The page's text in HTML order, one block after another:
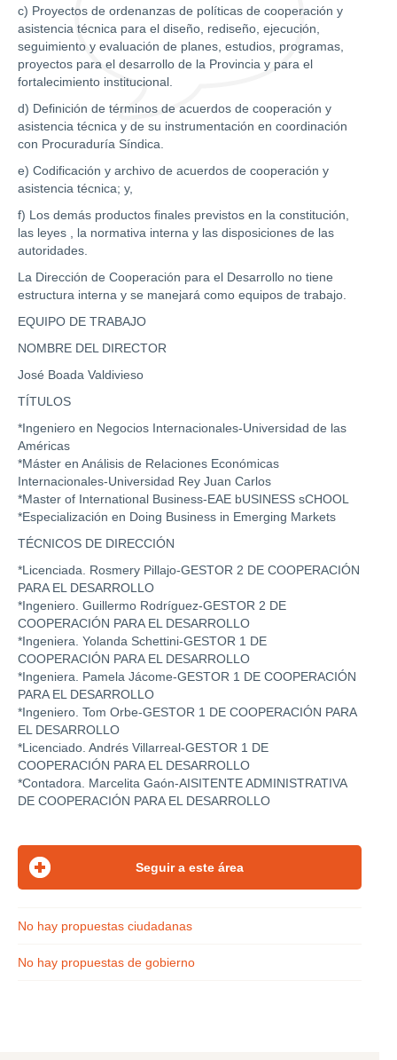
c) Proyectos de ordenanzas de políticas de cooperación y
asistencia técnica para el diseño, rediseño, ejecución,
seguimiento y evaluación de planes, estudios, programas,
proyectos para el desarrollo de la Provincia y para el
fortalecimiento institucional.
d) Definición de términos de acuerdos de cooperación y
asistencia técnica y de su instrumentación en coordinación
con Procuraduría Síndica.
e) Codificación y archivo de acuerdos de cooperación y
asistencia técnica; y,
f) Los demás productos finales previstos en la constitución,
las leyes , la normativa interna y las disposiciones de las
autoridades.
La Dirección de Cooperación para el Desarrollo no tiene
estructura interna y se manejará como equipos de trabajo.
EQUIPO DE TRABAJO
NOMBRE DEL DIRECTOR
José Boada Valdivieso
TÍTULOS
*Ingeniero en Negocios Internacionales-Universidad de las
Américas
*Máster en Análisis de Relaciones Económicas
Internacionales-Universidad Rey Juan Carlos
*Master of International Business-EAE bUSINESS sCHOOL
*Especialización en Doing Business in Emerging Markets
TÉCNICOS DE DIRECCIÓN
*Licenciada. Rosmery Pillajo-GESTOR 2 DE COOPERACIÓN
PARA EL DESARROLLO
*Ingeniero. Guillermo Rodríguez-GESTOR 2 DE
COOPERACIÓN PARA EL DESARROLLO
*Ingeniera. Yolanda Schettini-GESTOR 1 DE
COOPERACIÓN PARA EL DESARROLLO
*Ingeniera. Pamela Jácome-GESTOR 1 DE COOPERACIÓN
PARA EL DESARROLLO
*Ingeniero. Tom Orbe-GESTOR 1 DE COOPERACIÓN PARA
EL DESARROLLO
*Licenciado. Andrés Villarreal-GESTOR 1 DE
COOPERACIÓN PARA EL DESARROLLO
*Contadora. Marcelita Gaón-AISITENTE ADMINISTRATIVA
DE COOPERACIÓN PARA EL DESARROLLO
No hay propuestas ciudadanas
No hay propuestas de gobierno